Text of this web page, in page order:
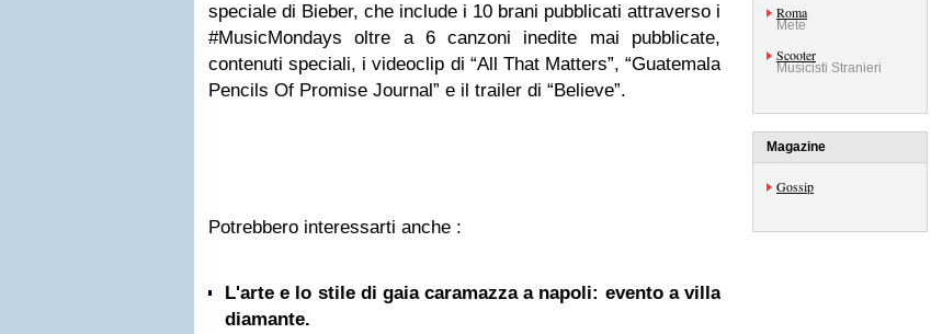
speciale di Bieber, che include i 10 brani pubblicati attraverso i
#MusicMondays oltre a 6 canzoni inedite mai pubblicate,
contenuti speciali, i videoclip di “All That Matters”, “Guatemala
Pencils Of Promise Journal” e il trailer di “Believe”.
Potrebbero interessarti anche :
L'arte e lo stile di gaia caramazza a napoli: evento a villa
diamante.
Roma
Mete
Scooter
Musicisti Stranieri
Magazine
Gossip